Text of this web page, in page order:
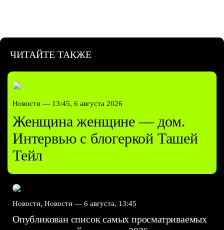
ЧИТАЙТЕ ТАКЖЕ
Новости — 13:45, 6 августа 2026
Женщина женщине — дом.
Интервью с блогеркой Ташей
Тейл
Новости, Новости — 6 августа, 13:45
Опубликован список самых просматриваемых